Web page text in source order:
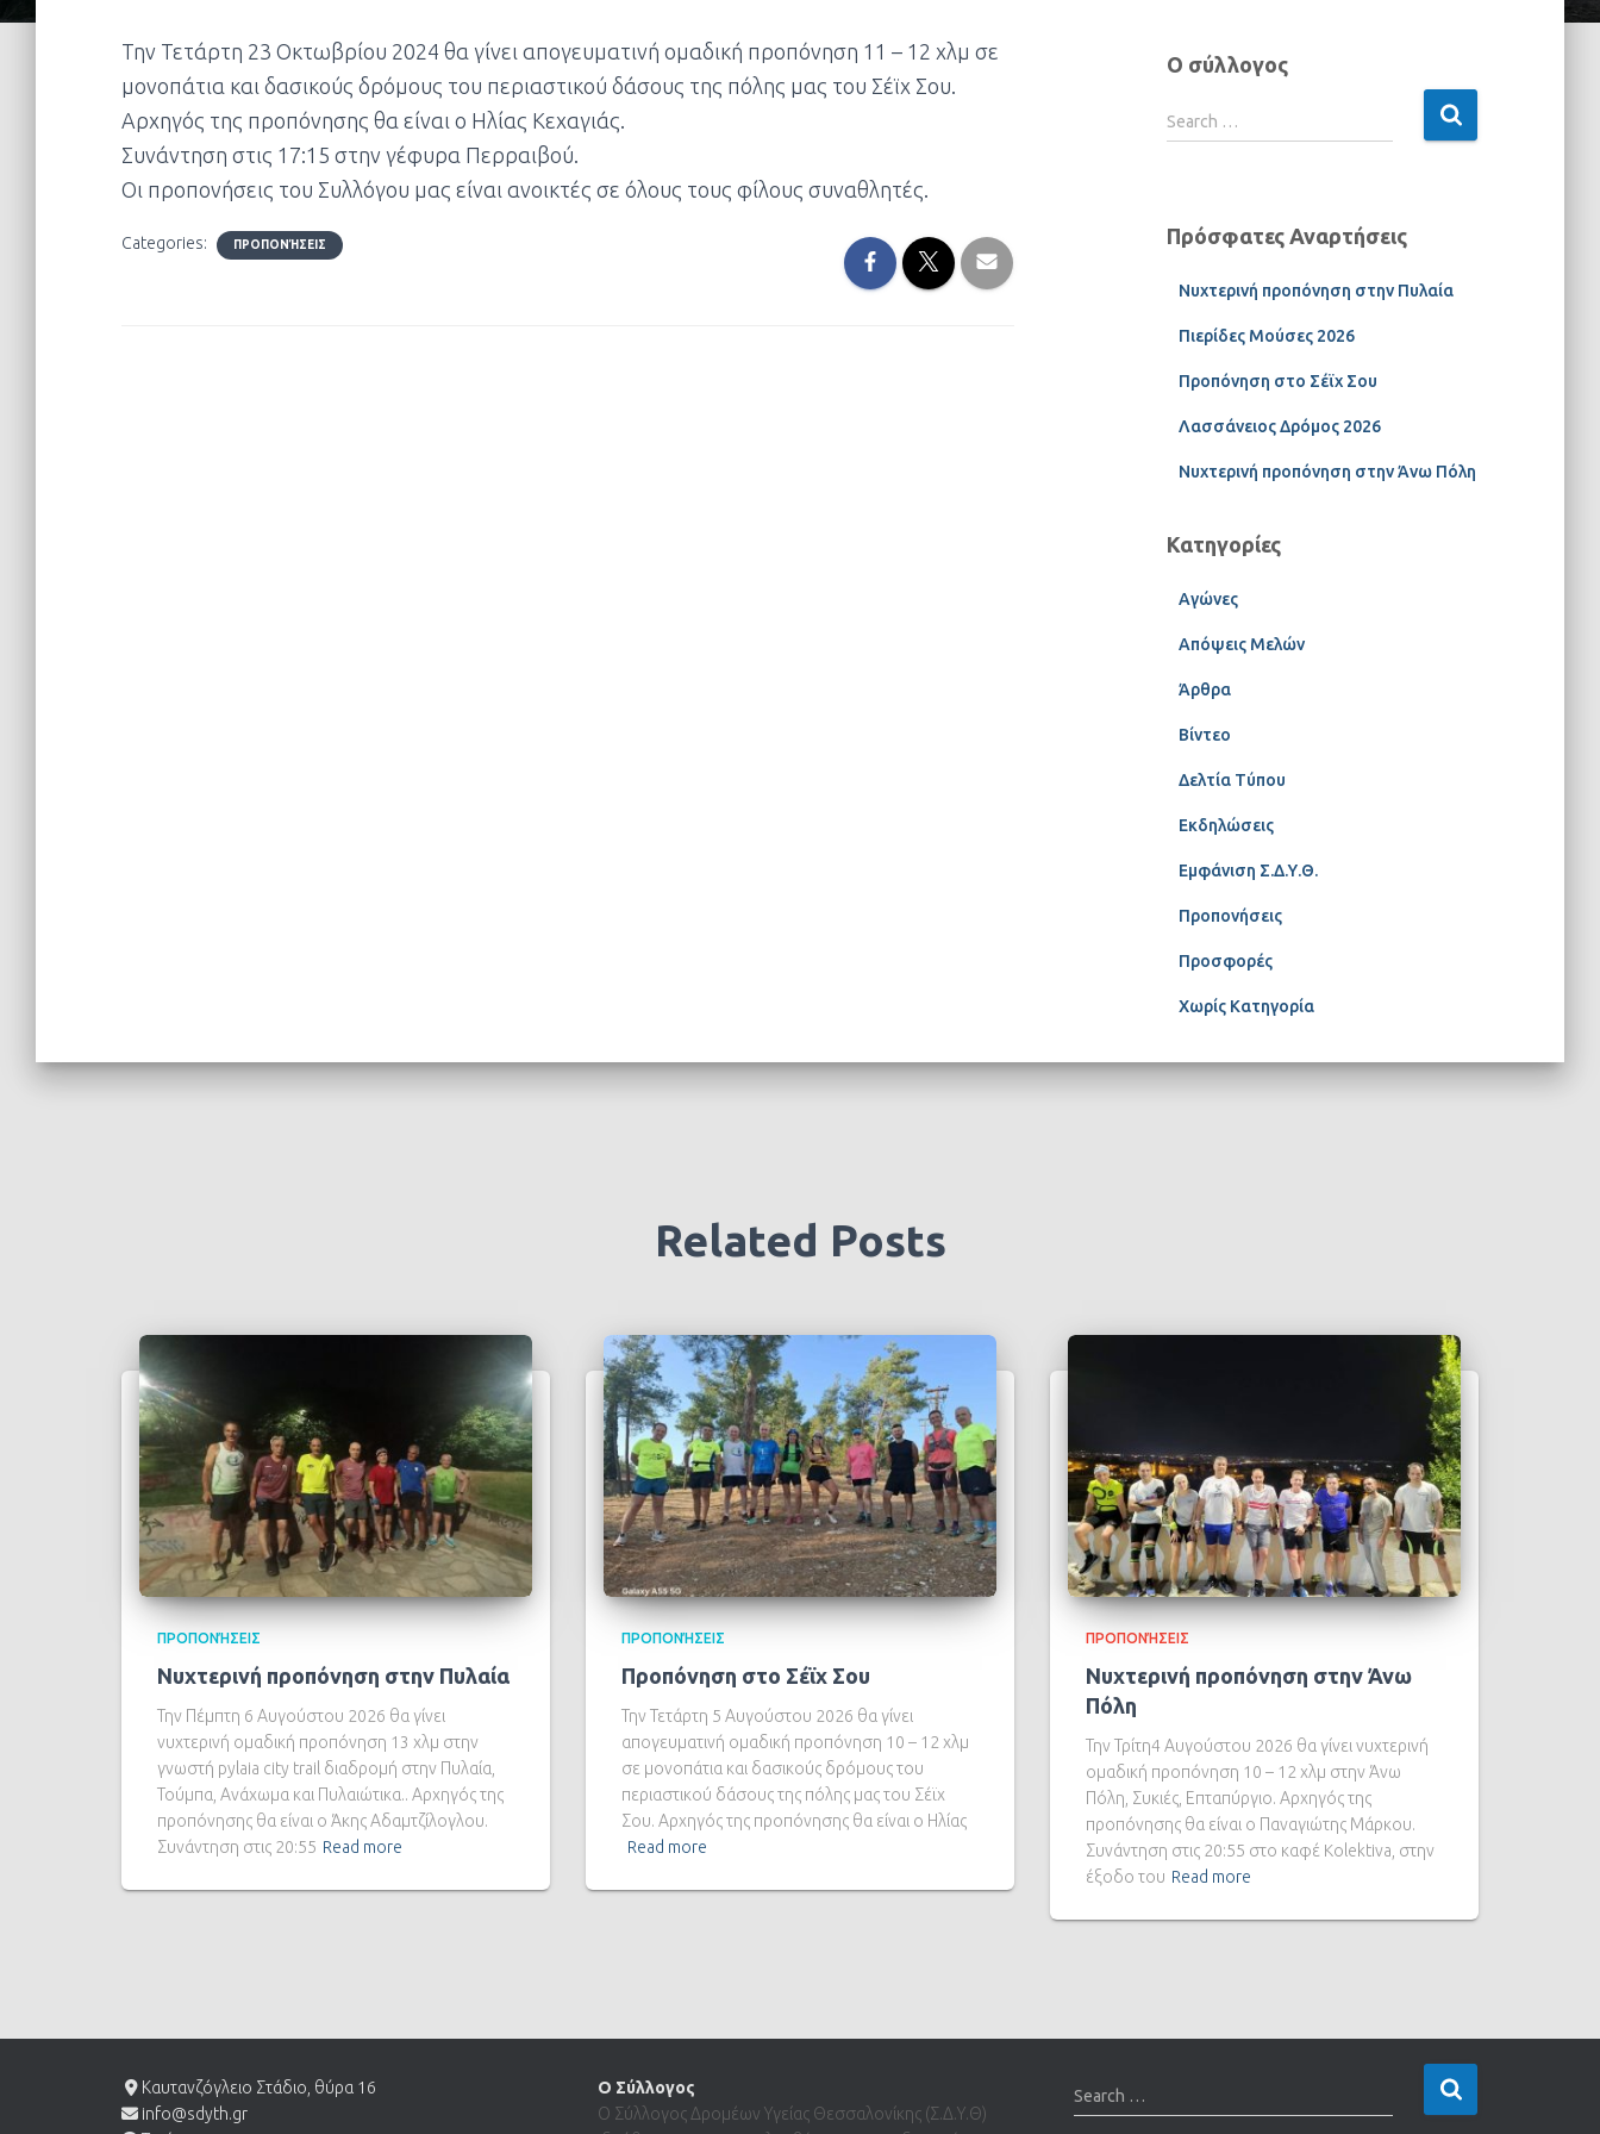
Την Τετάρτη 23 Οκτωβρίου 2024 θα γίνει απογευματινή ομαδική προπόνηση 11 – 12 χλμ σε
μονοπάτια και δασικούς δρόμους του περιαστικού δάσους της πόλης μας του Σέϊχ Σου.
Αρχηγός της προπόνησης θα είναι ο Ηλίας Κεχαγιάς.
Συνάντηση στις 17:15 στην γέφυρα Περραιβού.
Οι προπονήσεις του Συλλόγου μας είναι ανοικτές σε όλους τους φίλους συναθλητές.
Categories: ΠΡΟΠΟΝΉΣΕΙΣ
Ο σύλλογος
Search …
Πρόσφατες Αναρτήσεις
Νυχτερινή προπόνηση στην Πυλαία
Πιερίδες Μούσες 2026
Προπόνηση στο Σέϊχ Σου
Λασσάνειος Δρόμος 2026
Νυχτερινή προπόνηση στην Άνω Πόλη
Κατηγορίες
Αγώνες
Απόψεις Μελών
Άρθρα
Βίντεο
Δελτία Τύπου
Εκδηλώσεις
Εμφάνιση Σ.Δ.Υ.Θ.
Προπονήσεις
Προσφορές
Χωρίς Κατηγορία
Related Posts
ΠΡΟΠΟΝΉΣΕΙΣ
Νυχτερινή προπόνηση στην Πυλαία
Την Πέμπτη 6 Αυγούστου 2026 θα γίνει
νυχτερινή ομαδική προπόνηση 13 χλμ στην
γνωστή pylaia city trail διαδρομή στην Πυλαία,
Τούμπα, Ανάχωμα και Πυλαιώτικα.. Αρχηγός της
προπόνησης θα είναι ο Άκης Αδαμτζίλογλου.
Συνάντηση στις 20:55 Read more
ΠΡΟΠΟΝΉΣΕΙΣ
Προπόνηση στο Σέϊχ Σου
Την Τετάρτη 5 Αυγούστου 2026 θα γίνει
απογευματινή ομαδική προπόνηση 10 – 12 χλμ
σε μονοπάτια και δασικούς δρόμους του
περιαστικού δάσους της πόλης μας του Σέϊχ
Σου. Αρχηγός της προπόνησης θα είναι ο Ηλίας
Read more
ΠΡΟΠΟΝΉΣΕΙΣ
Νυχτερινή προπόνηση στην Άνω
Πόλη
Την Τρίτη4 Αυγούστου 2026 θα γίνει νυχτερινή
ομαδική προπόνηση 10 – 12 χλμ στην Άνω
Πόλη, Συκιές, Επταπύργιο. Αρχηγός της
προπόνησης θα είναι ο Παναγιώτης Μάρκου.
Συνάντηση στις 20:55 στο καφέ Kolektiva, στην
έξοδο του Read more
Καυτανζόγλειο Στάδιο, θύρα 16
info@sdyth.gr
Ο Σύλλογος
Ο Σύλλογος Δρομέων Υγείας Θεσσαλονίκης (Σ.Δ.Υ.Θ)
Search …